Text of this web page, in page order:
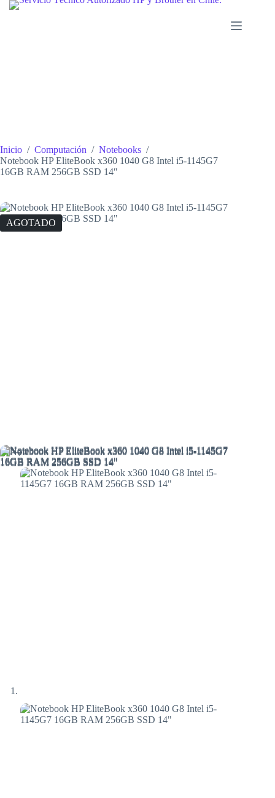
Saltar
Inicio / Computación / Notebooks /
Notebook HP EliteBook x360 1040 G8 Intel i5-1145G7
16GB RAM 256GB SSD 14″
AGOTADO